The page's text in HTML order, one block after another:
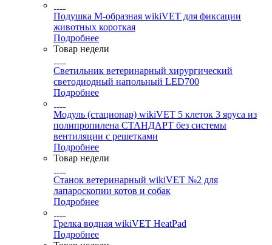
Подушка М-образная wikiVET для фиксации
животных короткая
Подробнее
Товар недели
Светильник ветеринарный хирургический
светодиодный напольный LED700
Подробнее
Модуль (стационар) wikiVET 5 клеток 3 яруса из
полипропилена СТАНДАРТ без системы
вентиляции с решетками
Подробнее
Товар недели
Станок ветеринарный wikiVET №2 для
лапароскопии котов и собак
Подробнее
Грелка водная wikiVET HeatPad
Подробнее